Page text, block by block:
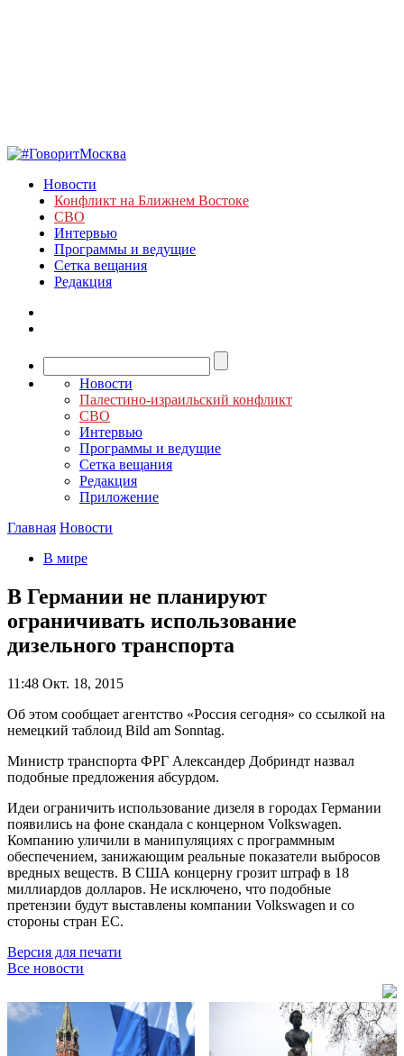
Новости
Конфликт на Ближнем Востоке
СВО
Интервью
Программы и ведущие
Сетка вещания
Редакция
Новости
Палестино-израильский конфликт
СВО
Интервью
Программы и ведущие
Сетка вещания
Редакция
Приложение
Главная Новости
В мире
В Германии не планируют
ограничивать использование
дизельного транспорта
11:48 Окт. 18, 2015
Об этом сообщает агентство «Россия сегодня» со ссылкой на
немецкий таблоид Bild am Sonntag.
Министр транспорта ФРГ Александер Добриндт назвал
подобные предложения абсурдом.
Идеи ограничить использование дизеля в городах Германии
появились на фоне скандала с концерном Volkswagen.
Компанию уличили в манипуляциях с программным
обеспечением, занижающим реальные показатели выбросов
вредных веществ. В США концерну грозит штраф в 18
миллиардов долларов. Не исключено, что подобные
претензии будут выставлены компании Volkswagen и со
стороны стран ЕС.
Версия для печати
Все новости